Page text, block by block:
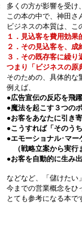
多くの方が影響を受け
この本の中で、神田さ
ビジネスの本質は、こ
１．見込客を費用効果
２．その見込客を、成
３．その既存客に繰
つまり「ビジネスの原
そのための、具体的な
例えば、
●広告宣伝の反応を飛
●魔法を起こす３つの
●お客をあなたに引き
●こうすれば「そのう
●エモーショナル･マ
（戦略立案から実行
●お客を自動的に生み
などなど、「儲けたい
今までの営業概念をひ
とても参考になる本で